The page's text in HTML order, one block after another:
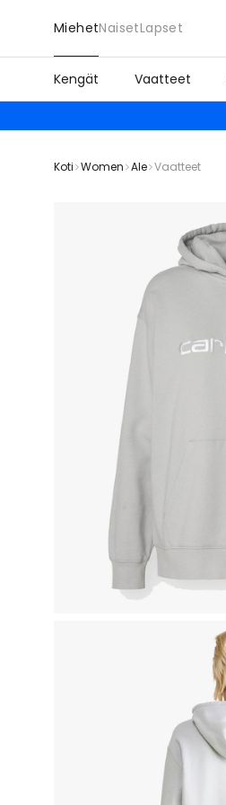
MiehetNaisetLapset
Kengät Vaatteet
Koti Women Ale Vaatteet